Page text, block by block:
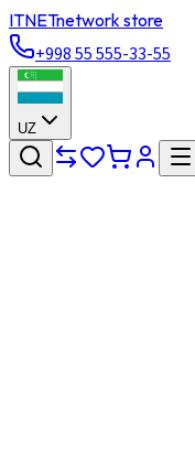
ITNETnetwork store
+998 55 555-33-55
UZ